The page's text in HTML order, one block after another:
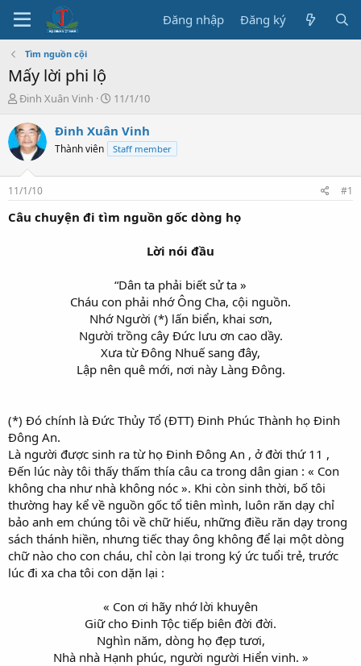
Đăng nhập Đăng ký
Tìm nguồn cội
Mấy lời phi lộ
T
r
e
a
s
t
a
Đinh Xuân Vinh
N
à
y
b
ầ
11/1/10
Đinh Xuân Vinh
Thành viên Staff member
11/1/10 #1
Câu chuyện đi tìm nguồn gốc dòng họ
Lời nói đầu
“Dân ta phải biết sử ta »
Cháu con phải nhớ Ông Cha, cội nguồn.
Nhớ Người (*) lấn biển, khai sơn,
Người trồng cây Đức lưu ơn cao dầy.
Xưa từ Đông Nhuế sang đây,
Lập nên quê mới, nơi này Làng Đông.
(*) Đó chính là Đức Thủy Tổ (ĐTT) Đinh Phúc Thành họ Đinh
Đông An.
Là người được sinh ra từ họ Đinh Đông An , ở đời thứ 11 ,
Đến lúc này tôi thấy thấm thía câu ca trong dân gian : « Con
không cha như nhà không nóc ». Khi còn sinh thời, bố tôi
thường hay kể về nguồn gốc tổ tiên mình, luôn răn dạy chỉ
bảo anh em chúng tôi về chữ hiếu, những điều răn dạy trong
sách thánh hiền, nhưng tiếc thay ông không để lại một dòng
chữ nào cho con cháu, chỉ còn lại trong ký ức tuổi trẻ, trước
lúc đi xa cha tôi con dặn lại :
« Con ơi hãy nhớ lời khuyên
Giữ cho Đinh Tộc tiếp biên đời đời.
Nghìn năm, dòng họ đẹp tươi,
Nhà nhà Hạnh phúc, người người Hiển vinh. »